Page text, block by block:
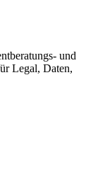
und
Legal, Daten,